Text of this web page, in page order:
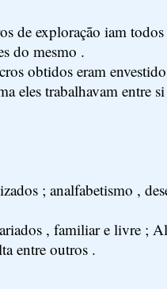
de exploração iam
do mesmo .
obtidos eram
eles trabalhavam entre
; analfabetismo ,
, familiar e livre ;
entre outros .